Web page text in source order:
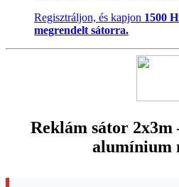
Regisztráljon, és kapjon 1500
megrendelt sátorra.
Reklám sátor
alumínium